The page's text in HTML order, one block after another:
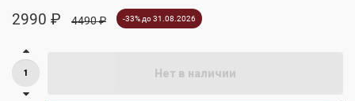
2990 ₽ 4490 ₽ -33% до 31.08.2026
Нет в наличии